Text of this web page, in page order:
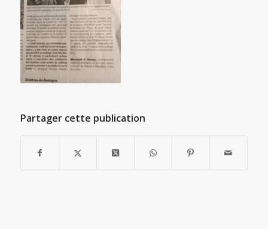
Partager cette publication